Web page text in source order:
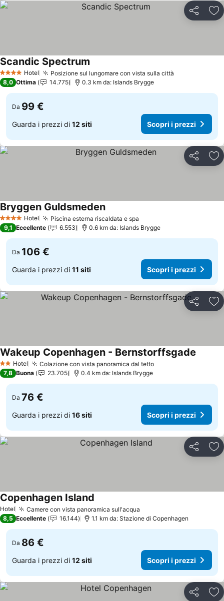
Condividi
4 Stelle Hotel Posizione sul lungomare con vista sulla città
Scandic Spectrum
8,0 Ottima 14.775 0.3 km da: Islands Brygge
Da 99 €
Guarda i prezzi di 12 siti Scopri i prezzi
Condividi
4 Stelle Hotel Piscina esterna riscaldata e spa
Bryggen Guldsmeden
9,1 Eccellente 6.553 0.6 km da: Islands Brygge
Da 106 €
Guarda i prezzi di 11 siti Scopri i prezzi
Condividi
2 StelleHotel Colazione con vista panoramica dal tetto
Wakeup Copenhagen - Bernstorffsgade
7,8 Buona 23.705 0.4 km da: Islands Brygge
Da 76 €
Guarda i prezzi di 16 siti Scopri i prezzi
Condividi
Hotel Camere con vista panoramica sull'acqua
Copenhagen Island
8,5 Eccellente 16.144 1.1 km da: Stazione di Copenhagen
Da 86 €
Guarda i prezzi di 12 siti Scopri i prezzi
Condividi